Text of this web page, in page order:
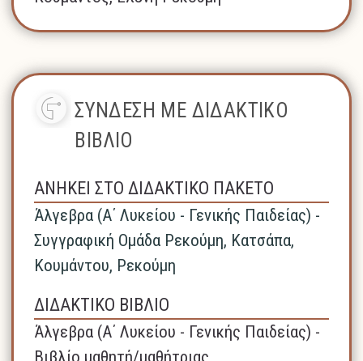
ΣΥΝΔΕΣΗ ΜΕ ΔΙΔΑΚΤΙΚΟ
ΒΙΒΛΙΟ
ΑΝΗΚΕΙ ΣΤΟ ΔΙΔΑΚΤΙΚΟ ΠΑΚΕΤΟ
Άλγεβρα (A΄ Λυκείου - Γενικής Παιδείας) -
Συγγραφική Ομάδα Ρεκούμη, Κατσάπα,
Κουμάντου, Ρεκούμη
ΔΙΔΑΚΤΙΚΟ ΒΙΒΛΙΟ
Άλγεβρα (A΄ Λυκείου - Γενικής Παιδείας) -
Βιβλίο μαθητή/μαθήτριας